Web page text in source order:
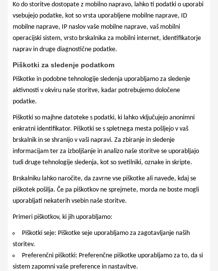
Ko do storitve dostopate z mobilno napravo, lahko ti podatki o uporabi
vsebujejo podatke, kot so vrsta uporabljene mobilne naprave, ID
mobilne naprave, IP naslov vaše mobilne naprave, vaš mobilni
operacijski sistem, vrsto brskalnika za mobilni internet, identifikatorje
naprav in druge diagnostične podatke.
Piškotki za sledenje podatkom
Piškotke in podobne tehnologije sledenja uporabljamo za sledenje
aktivnosti v okviru naše storitve, kadar potrebujemo določene
podatke.
Piškotki so majhne datoteke s podatki, ki lahko vključujejo anonimni
enkratni identifikator. Piškotki se s spletnega mesta pošljejo v vaš
brskalnik in se shranijo v vaši napravi. Za zbiranje in sledenje
informacijam ter za izboljšanje in analizo naše storitve se uporabljajo
tudi druge tehnologije sledenja, kot so svetilniki, oznake in skripte.
Brskalniku lahko naročite, da zavrne vse piškotke ali navede, kdaj se
piškotek pošilja. Če pa piškotkov ne sprejmete, morda ne boste mogli
uporabljati nekaterih vsebin naše storitve.
Primeri piškotkov, ki jih uporabljamo:
Piškotki seje: Piškotke seje uporabljamo za zagotavljanje naših
storitev.
Preferenčni piškotki: Preferenčne piškotke uporabljamo za to, da si
sistem zapomni vaše preference in nastavitve.